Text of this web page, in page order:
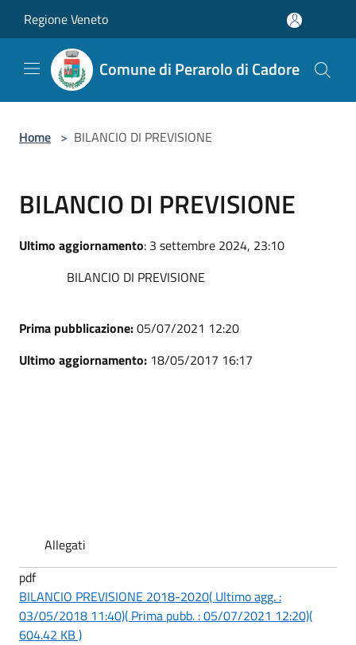
Regione Veneto
Comune di Perarolo di Cadore
Home > BILANCIO DI PREVISIONE
BILANCIO DI PREVISIONE
Ultimo aggiornamento: 3 settembre 2024, 23:10
BILANCIO DI PREVISIONE
Prima pubblicazione:05/07/2021 12:20
Ultimo aggiornamento: 18/05/2017 16:17
Allegati
pdf
BILANCIO PREVISIONE 2018-2020( Ultimo agg. :
03/05/2018 11:40)( Prima pubb. : 05/07/2021 12:20)(
604.42 KB )